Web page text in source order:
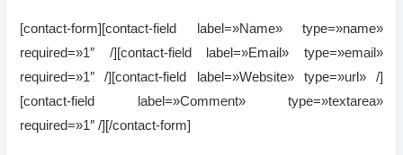
[contact-form][contact-field label=»Name» type=»name»
required=»1″ /][contact-field label=»Email» type=»email»
required=»1″ /][contact-field label=»Website» type=»url» /]
[contact-field label=»Comment» type=»textarea»
required=»1″ /][/contact-form]